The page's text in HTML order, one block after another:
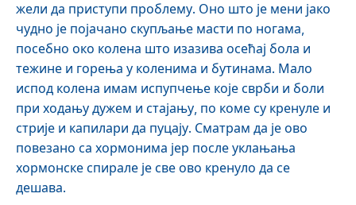
жели да приступи проблему. Оно што је мени јако
чудно је појачано скупљање масти по ногама,
посебно око колена што изазива осећај бола и
тежине и горења у коленима и бутинама. Мало
испод колена имам испупчење које сврби и боли
при ходању дужем и стајању, по коме су кренуле и
стрије и капилари да пуцају. Сматрам да је ово
повезано са хормонима јер после уклањања
хормонске спирале је све ово кренуло да се
дешава.